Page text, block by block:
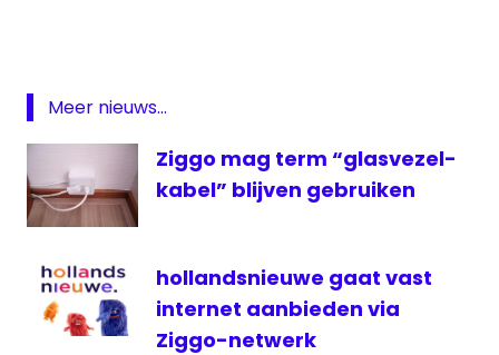
Fox
Interactieve
tv
ios
KPN
Smartphone
televisie
Meer nieuws...
Ziggo mag term “glasvezel-
kabel” blijven gebruiken
hollandsnieuwe gaat vast
internet aanbieden via
Ziggo-netwerk